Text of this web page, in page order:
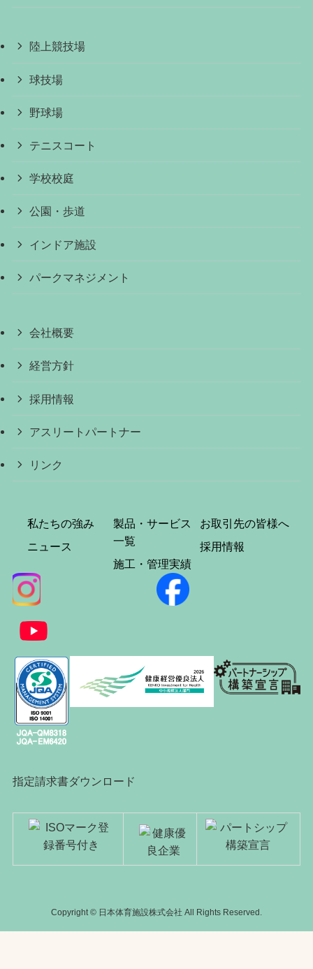
陸上競技場
球技場
野球場
テニスコート
学校校庭
公園・歩道
インドア施設
パークマネジメント
会社概要
経営方針
採用情報
アスリートパートナー
リンク
私たちの強み
ニュース
製品・サービス
一覧
施工・管理実績
お取引先の皆様へ
採用情報
指定請求書ダウンロード
Copyright © 日本体育施設株式会社 All Rights Reserved.